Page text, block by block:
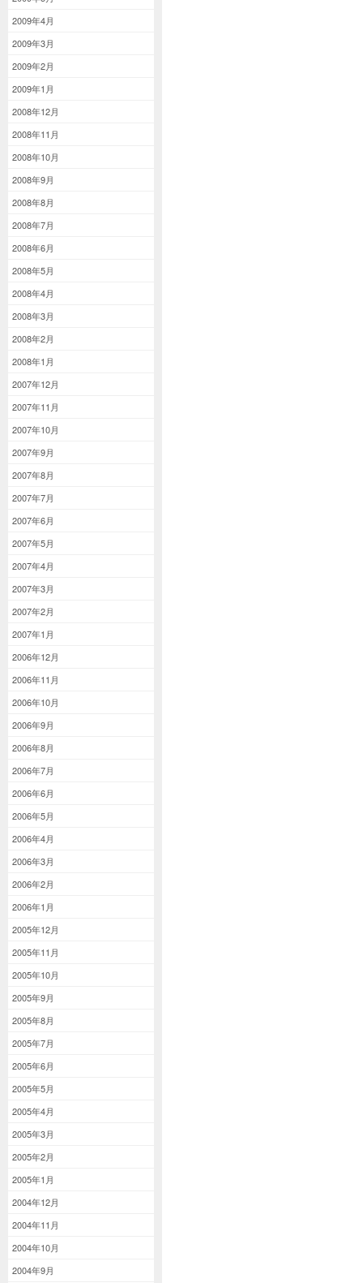
2009年4月
2009年3月
2009年2月
2009年1月
2008年12月
2008年11月
2008年10月
2008年9月
2008年8月
2008年7月
2008年6月
2008年5月
2008年4月
2008年3月
2008年2月
2008年1月
2007年12月
2007年11月
2007年10月
2007年9月
2007年8月
2007年7月
2007年6月
2007年5月
2007年4月
2007年3月
2007年2月
2007年1月
2006年12月
2006年11月
2006年10月
2006年9月
2006年8月
2006年7月
2006年6月
2006年5月
2006年4月
2006年3月
2006年2月
2006年1月
2005年12月
2005年11月
2005年10月
2005年9月
2005年8月
2005年7月
2005年6月
2005年5月
2005年4月
2005年3月
2005年2月
2005年1月
2004年12月
2004年11月
2004年10月
2004年9月